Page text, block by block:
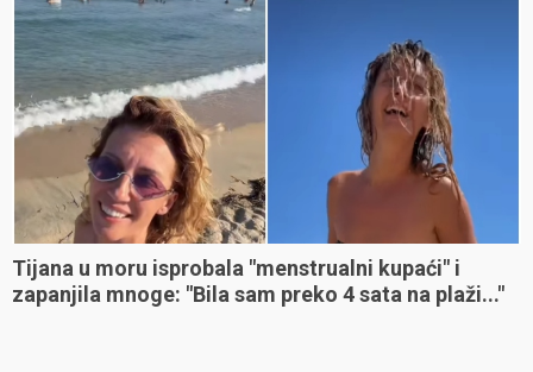
Tijana u moru isprobala "menstrualni kupaći" i
zapanjila mnoge: "Bila sam preko 4 sata na plaži..."